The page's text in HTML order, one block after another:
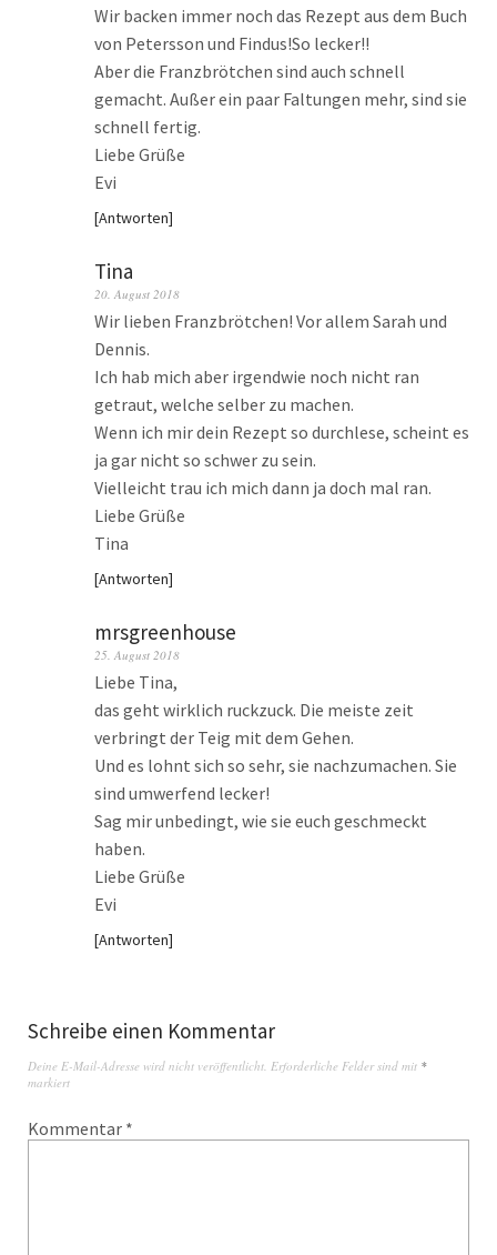
Wir backen immer noch das Rezept aus dem Buch
von Petersson und Findus!So lecker!!
Aber die Franzbrötchen sind auch schnell
gemacht. Außer ein paar Faltungen mehr, sind sie
schnell fertig.
Liebe Grüße
Evi
Antworten
Tina
20. August 2018
Wir lieben Franzbrötchen! Vor allem Sarah und
Dennis.
Ich hab mich aber irgendwie noch nicht ran
getraut, welche selber zu machen.
Wenn ich mir dein Rezept so durchlese, scheint es
ja gar nicht so schwer zu sein.
Vielleicht trau ich mich dann ja doch mal ran.
Liebe Grüße
Tina
Antworten
mrsgreenhouse
25. August 2018
Liebe Tina,
das geht wirklich ruckzuck. Die meiste zeit
verbringt der Teig mit dem Gehen.
Und es lohnt sich so sehr, sie nachzumachen. Sie
sind umwerfend lecker!
Sag mir unbedingt, wie sie euch geschmeckt
haben.
Liebe Grüße
Evi
Antworten
Schreibe einen Kommentar
Deine E-Mail-Adresse wird nicht veröffentlicht. Erforderliche Felder sind mit *
markiert
Kommentar *